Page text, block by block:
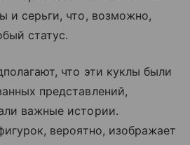
и серьги, что, возможно,
статус.
что эти куклы были
представлений,
важные истории.
вероятно, изображает